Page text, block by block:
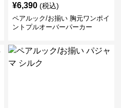
¥6,390 (税込)
ペアルック/お揃い 胸元ワンポイ
ントプルオーバーパーカー